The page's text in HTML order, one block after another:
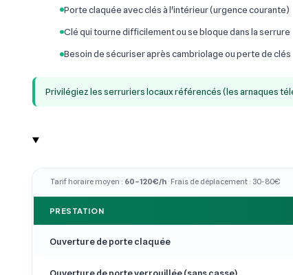
Porte claquée avec clés à l'intérieur (urgence courante)
Clé qui tourne difficilement ou se bloque dans la serrure
Besoin de sécuriser après cambriolage ou perte de clés
Privilégiez les serruriers locaux référencés (les arnaques
Tarif horaire moyen : 60–120€/h · Frais de déplacement : 30-80€
PRESTATION
Ouverture de porte claquée